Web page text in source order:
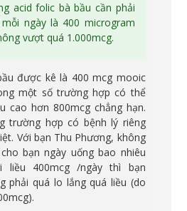
acid folic bà bầu cần phải
ngày là 400 microgram
vượt quá 1.000mcg.
được kê là 400 mcg mooic
một số trường hợp có thể
cao hơn 800mcg chẳng hạn.
trường hợp có bệnh lý riêng
Với bạn Thu Phương, không
bạn ngày uống bao nhiêu
liều 400mcg /ngày thì bạn
phải quá lo lắng quá liều (do